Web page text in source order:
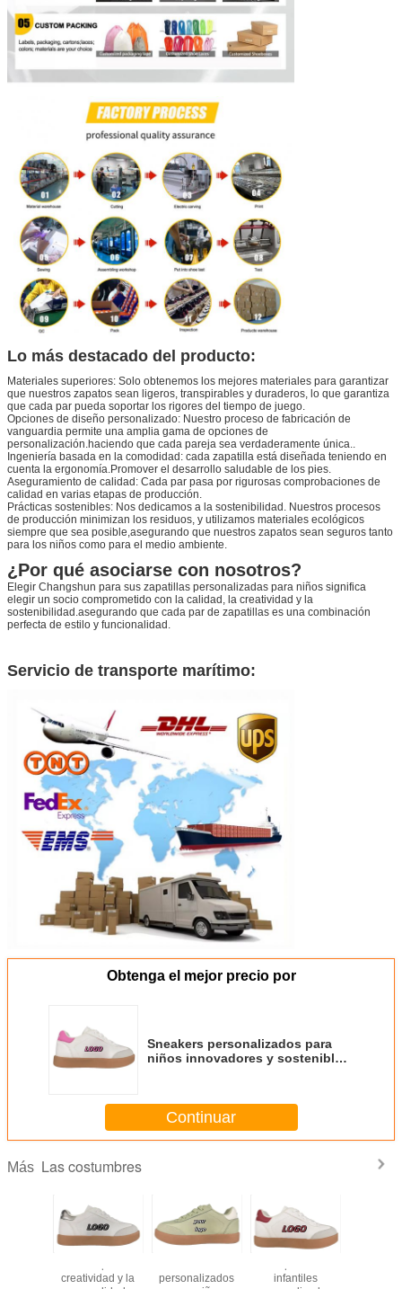
Lo más destacado del producto:
Materiales superiores: Solo obtenemos los mejores materiales para garantizar
que nuestros zapatos sean ligeros, transpirables y duraderos, lo que garantiza
que cada par pueda soportar los rigores del tiempo de juego.
Opciones de diseño personalizado: Nuestro proceso de fabricación de
vanguardia permite una amplia gama de opciones de
personalización.haciendo que cada pareja sea verdaderamente única..
Ingeniería basada en la comodidad: cada zapatilla está diseñada teniendo en
cuenta la ergonomía.Promover el desarrollo saludable de los pies.
Aseguramiento de calidad: Cada par pasa por rigurosas comprobaciones de
calidad en varias etapas de producción.
Prácticas sostenibles: Nos dedicamos a la sostenibilidad. Nuestros procesos
de producción minimizan los residuos, y utilizamos materiales ecológicos
siempre que sea posible,asegurando que nuestros zapatos sean seguros tanto
para los niños como para el medio ambiente.
¿Por qué asociarse con nosotros?
Elegir Changshun para sus zapatillas personalizadas para niños significa
elegir un socio comprometido con la calidad, la creatividad y la
sostenibilidad.asegurando que cada par de zapatillas es una combinación
perfecta de estilo y funcionalidad.
Servicio de transporte marítimo:
Obtenga el mejor precio por
Sneakers personalizados para
niños innovadores y sostenibles
Continuar
Más Las costumbres
infantiles
creatividad y la
creatividad y la
creatividad y la